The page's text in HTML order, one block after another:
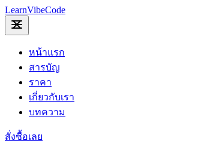
LearnVibeCode
หน้าแรก
สารบัญ
ราคา
เกี่ยวกับเรา
บทความ
สั่งซื้อเลย